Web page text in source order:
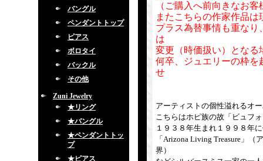
バングル
ペンダントトップ
ピアス
ボロタイ
バックル
その他
Zuni Jewelry
★リング
★バングル
★ペンダントトッ
プ
★ピアス
（ご購入へ前向きなお
またこちらの作家作品
プラス為替事情も重な
は
変更（時価扱い）となる
何卒、ジュエリーの枠を
せ
アーティストの個性溢れるオ
こちらはホピ族の故「ビュフ
１９３８年生まれ１９９８年
「Arizona Living Treasure」
界）